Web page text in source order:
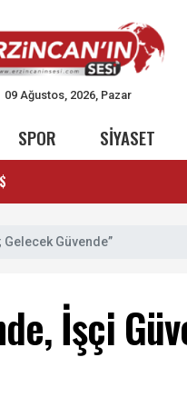
09 Ağustos, 2026, Pazar
SPOR SİYASET
Güvende”
İşçi